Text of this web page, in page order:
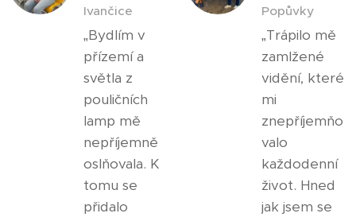
Ivančice
„Bydlím v
přízemí a
světla z
pouličních
lamp mě
nepříjemně
oslňovala. K
tomu se
přidalo
Popůvky
„Trápilo mě
zamlžené
vidění, které
mi
znepříjemňo
valo
každodenní
život. Hned
jak jsem se